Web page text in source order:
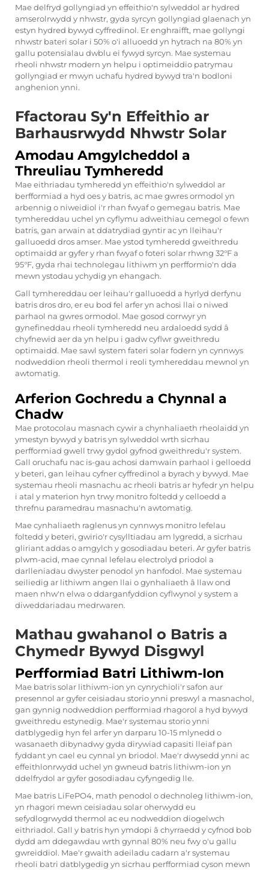
Mae delfryd gollyngiad yn effeithio'n sylweddol ar hydred
amserolrwydd y nhwstr, gyda syrcyn gollyngiad glaenach yn
estyn hydred bywyd cyffredinol. Er enghraifft, mae gollyngi
nhwstr bateri solar i 50% o'i alluoedd yn hytrach na 80% yn
gallu potensialau dwblu ei fywyd syrcyn. Mae systemau
rheoli nhwstr modern yn helpu i optimeiddio patrymau
gollyngiad er mwyn uchafu hydred bywyd tra'n bodloni
anghenion ynni.
Ffactorau Sy'n Effeithio ar
Barhausrwydd Nhwstr Solar
Amodau Amgylcheddol a
Threuliau Tymheredd
Mae eithriadau tymheredd yn effeithio'n sylweddol ar
berfformiad a hyd oes y batris, ac mae gwres ormodol yn
arbennig o niweidiol i'r rhan fwyaf o gemegau batris. Mae
tymhereddau uchel yn cyflymu adweithiau cemegol o fewn
batris, gan arwain at ddatrydiad gyntir ac yn lleihau'r
galluoedd dros amser. Mae ystod tymheredd gweithredu
optimaidd ar gyfer y rhan fwyaf o foteri solar rhwng 32°F a
95°F, gyda rhai technolegau lithiwm yn perfformio'n dda
mewn ystodau ychydig yn ehangach.
Gall tymhereddau oer leihau'r galluoedd a hyrlyd derfynu
batris dros dro, er eu bod fel arfer yn achosi llai o niwed
parhaol na gwres ormodol. Mae gosod corrwyr yn
gynefineddau rheoli tymheredd neu ardaloedd sydd â
chyfnewid aer da yn helpu i gadw cyflwr gweithredu
optimaidd. Mae sawl system fateri solar fodern yn cynnwys
nodweddion rheoli thermol i reoli tymhereddau mewnol yn
awtomatig.
Arferion Gochredu a Chynnal a
Chadw
Mae protocolau masnach cywir a chynhaliaeth rheolaidd yn
ymestyn bywyd y batris yn sylweddol wrth sicrhau
perfformiad gwell trwy gydol gyfnod gweithredu'r system.
Gall oruchafu nac is-gau achosi damwain parhaol i gelloedd
y beteri, gan leihau cyfner cyffredinol a byrach y bywyd. Mae
systemau rheoli masnachu ac rheoli batris ar hyfedr yn helpu
i atal y materion hyn trwy monitro foltedd y celloedd a
threfnu paramedrau masnachu'n awtomatig.
Mae cynhaliaeth raglenus yn cynnwys monitro lefelau
foltedd y beteri, gwirio'r cysylltiadau am lygredd, a sicrhau
gliriant addas o amgylch y gosodiadau beteri. Ar gyfer batris
plwm-acid, mae cynnal lefelau electrolyd priodol a
darlleniadau dwyster penodol yn hanfodol. Mae systemau
seiliedig ar lithiwm angen llai o gynhaliaeth â llaw ond
maen nhw'n elwa o ddarganfyddion cyflwynol y system a
diweddariadau medrwaren.
Mathau gwahanol o Batris a
Chymedr Bywyd Disgwyl
Perfformiad Batri Lithiwm-Ion
Mae batris solar lithiwm-ion yn cynrychioli'r safon aur
presennol ar gyfer ceisiadau storio ynni preswyl a masnachol,
gan gynnig nodweddion perfformiad rhagorol a hyd bywyd
gweithredu estynedig. Mae'r systemau storio ynni
datblygedig hyn fel arfer yn darparu 10-15 mlynedd o
wasanaeth dibynadwy gyda dirywiad capasiti lleiaf pan
fyddant yn cael eu cynnal yn briodol. Mae'r dwysedd ynni ac
effeithlonrwydd uchel yn gwneud batris lithiwm-ion yn
ddelfrydol ar gyfer gosodiadau cyfyngedig lle.
Mae batris LiFePO4, math penodol o dechnoleg lithiwm-ion,
yn rhagori mewn ceisiadau solar oherwydd eu
sefydlogrwydd thermol ac eu nodweddion diogelwch
eithriadol. Gall y batris hyn ymdopi â chyrraedd y cyfnod bob
dydd am ddegawdau wrth gynnal 80% neu fwy o'u gallu
gwreiddiol. Mae'r gwaith adeiladu cadarn a'r systemau
rheoli batri datblygedig yn sicrhau perfformiad cyson mewn